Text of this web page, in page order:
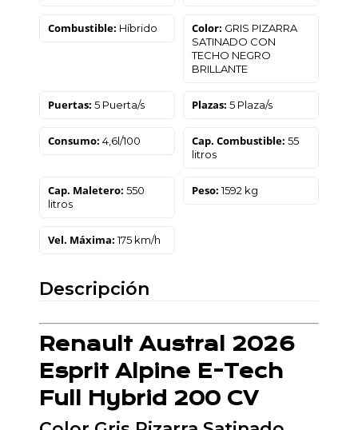
Combustible: Híbrido Color: GRIS PIZARRA
SATINADO CON
TECHO NEGRO
BRILLANTE
Puertas: 5 Puerta/s Plazas: 5 Plaza/s
Consumo: 4,6l/100 Cap. Combustible: 55
litros
Cap. Maletero: 550
litros
Peso:1592 kg
Vel. Máxima:175 km/h
Descripción
Renault Austral 2026
Esprit Alpine E-Tech
Full Hybrid 200 CV